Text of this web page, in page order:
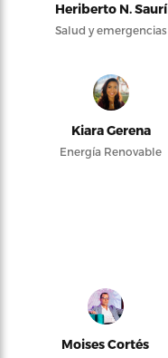
Heriberto N. Saurí
Salud y emergencias
Kiara Gerena
Energía Renovable
Moises Cortés